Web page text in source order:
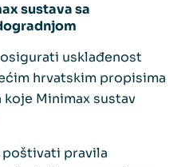
sustava sa
usklađenost
hrvatskim propisima
Minimax sustav
poštivati pravila